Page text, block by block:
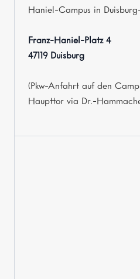
Haniel-Campus in
Franz-Haniel-Platz 4
47119 Duisburg
(Pkw-Anfahrt auf den
Haupttor via Dr.-